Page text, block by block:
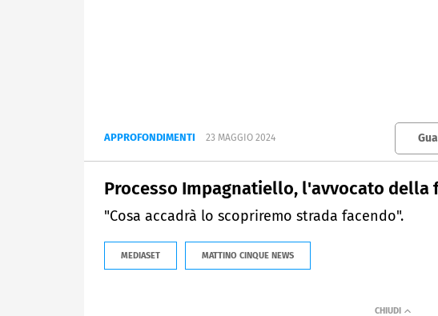
APPROFONDIMENTI 23 MAGGIO 2024
Processo Impagnatiello, l'avvocato della
"Cosa accadrà lo scopriremo strada facendo".
MEDIASET MATTINO CINQUE NEWS